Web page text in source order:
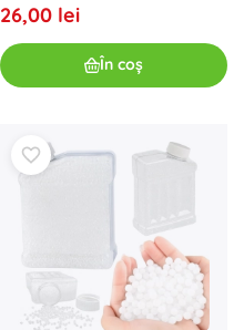
26,00 lei
În coș